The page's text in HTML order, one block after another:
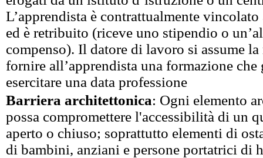
L’apprendista è contrattualmente
ed è retribuito (riceve uno stipendio o
compenso). Il datore di lavoro si assume
fornire all’apprendista una formazione
esercitare una data professione
Barriera architettonica: Ogni elemento
possa compromettere l'accessibilità di un
aperto o chiuso; soprattutto elementi di
di bambini, anziani e persone portatrici di